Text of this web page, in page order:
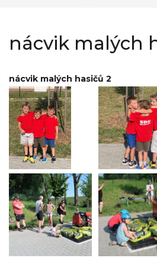
nácvik malých
nácvik malých hasičů 2